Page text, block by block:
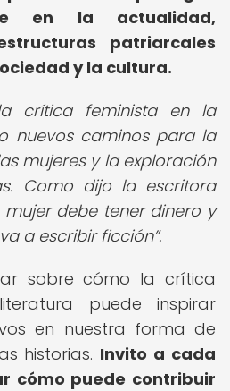
en la actualidad,
patriarcales
y la cultura.
crítica feminista en la
nuevos caminos para la
mujeres y la exploración
Como dijo la escritora
mujer debe tener dinero y
a escribir ficción .
sobre cómo la crítica
puede inspirar
en nuestra forma de
historias. Invito a cada
cómo puede contribuir